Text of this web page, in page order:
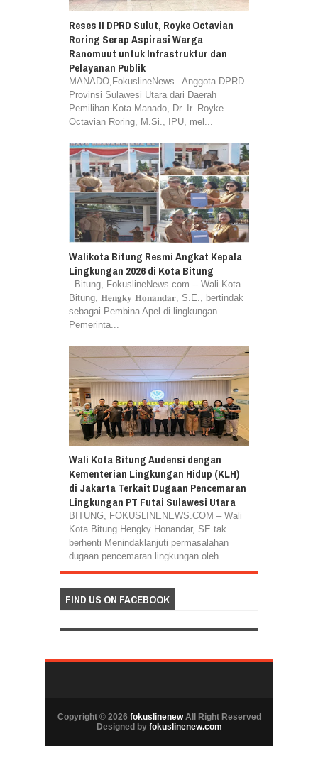
Reses II DPRD Sulut, Royke Octavian
Roring Serap Aspirasi Warga
Ranomuut untuk Infrastruktur dan
Pelayanan Publik
MANADO,FokuslineNews– Anggota DPRD
Provinsi Sulawesi Utara dari Daerah
Pemilihan Kota Manado, Dr. Ir. Royke
Octavian Roring, M.Si., IPU, mel...
Walikota Bitung Resmi Angkat Kepala
Lingkungan 2026 di Kota Bitung
Bitung, FokuslineNews.com -- Wali Kota
Bitung, 𝐇𝐞𝐧𝐠𝐤𝐲 𝐇𝐨𝐧𝐚𝐧𝐝𝐚𝐫, S.E., bertindak
sebagai Pembina Apel di lingkungan
Pemerinta...
Wali Kota Bitung Audensi dengan
Kementerian Lingkungan Hidup (KLH)
di Jakarta Terkait Dugaan Pencemaran
Lingkungan PT Futai Sulawesi Utara
BITUNG, FOKUSLINENEWS.COM – Wali
Kota Bitung Hengky Honandar, SE tak
berhenti Menindaklanjuti permasalahan
dugaan pencemaran lingkungan oleh...
FIND US ON FACEBOOK
Copyright © 2026 fokuslinenewAll Right Reserved
Designed by fokuslinenew.com